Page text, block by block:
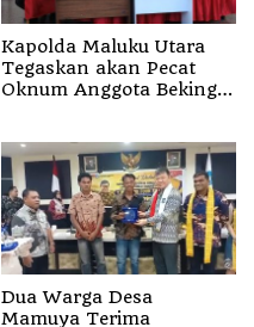
Kapolda Maluku Utara
Tegaskan akan Pecat
Oknum Anggota Bekingi
Dua Warga Desa
Mamuya Terima